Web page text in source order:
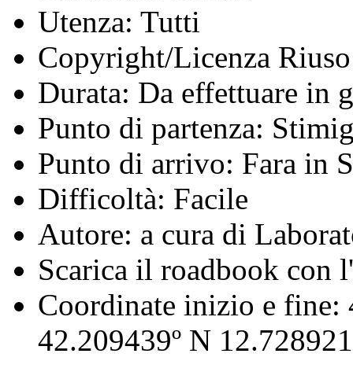
Utenza: Tutti
Copyright/Licenza
Durata: Da effettuare in
Punto di partenza:
Punto di arrivo: Fara in
Difficoltà: Facile
Autore: a cura di
Scarica il roadbook con
Coordinate inizio e fine:
42.209439º N